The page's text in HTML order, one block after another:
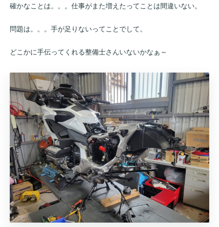
確かなことは。。。仕事がまた増えたってことは間違いない。
問題は。。。手が足りないってことでして。
どこかに手伝ってくれる整備士さんいないかなぁ～